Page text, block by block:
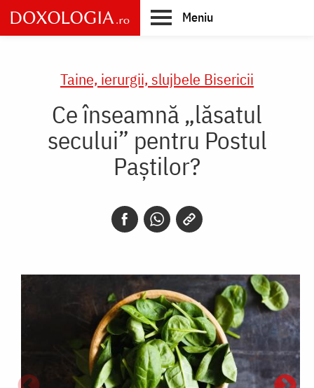
Skip
to
main
Meniu
Taine, ierurgii, slujbele Bisericii
Ce înseamnă „lăsatul
secului” pentru Postul
Paștilor?